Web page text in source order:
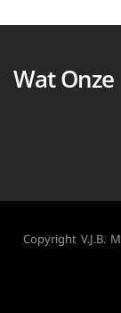
Wat
Copyright V.J.B.